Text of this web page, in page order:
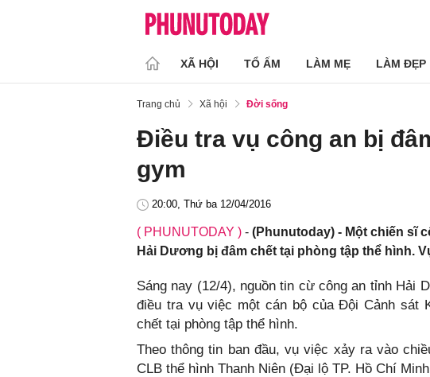
XÃ HỘI TỔ ẤM LÀM MẸ LÀM ĐẸP
Trang chủ Xã hội Đời sống
Điều tra vụ công an bị
gym
20:00, Thứ ba 12/04/2016
( PHUNUTODAY ) - (Phunutoday) - Một chiến sĩ
Hải Dương bị đâm chết tại phòng tập thể hình.
Sáng nay (12/4), nguồn tin cừ công an tỉnh Hải
điều tra vụ việc một cán bộ của Đội Cảnh sát
chết tại phòng tập thể hình.
Theo thông tin ban đầu, vụ việc xảy ra vào
CLB thể hình Thanh Niên (Đại lộ TP. Hồ Chí